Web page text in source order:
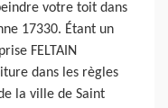
votre toit dans
17330. Étant un
FELTAIN
dans les règles
la ville de Saint